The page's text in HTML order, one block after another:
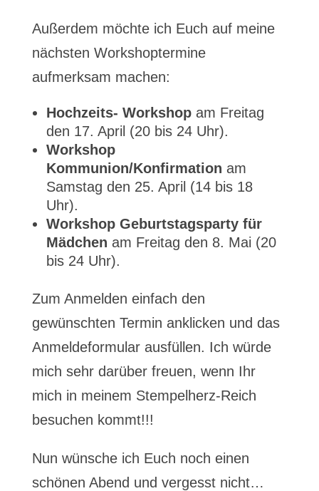
Außerdem möchte ich Euch auf meine
nächsten Workshoptermine
aufmerksam machen:
Hochzeits- Workshopam Freitag
den 17. April (20 bis 24 Uhr).
Workshop
Kommunion/Konfirmation am
Samstag den 25. April (14 bis 18
Uhr).
Workshop Geburtstagsparty für
Mädchen am Freitag den 8. Mai (20
bis 24 Uhr).
Zum Anmelden einfach den
gewünschten Termin anklicken und das
Anmeldeformular ausfüllen. Ich würde
mich sehr darüber freuen, wenn Ihr
mich in meinem Stempelherz-Reich
besuchen kommt!!!
Nun wünsche ich Euch noch einen
schönen Abend und vergesst nicht…